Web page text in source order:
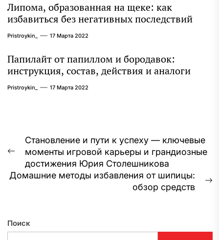
Липома, образованная на щеке: как
избавиться без негативных последствий
Pristroykin_ 17 Марта 2022
Папилайт от папиллом и бородавок:
инструкция, состав, действия и аналоги
Pristroykin_ 17 Марта 2022
Навигация
по
записям
Предыдущая
запись:
Становление и пути к успеху — ключевые
моменты игровой карьеры и грандиозные
достижения Юрия Столешникова
Домашние методы избавления от шипицы:
обзор средств
Поиск